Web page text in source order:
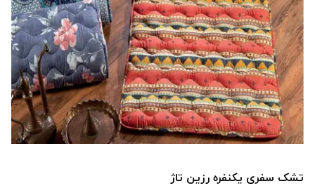
تشک سفری یکنفره رزین تاژ